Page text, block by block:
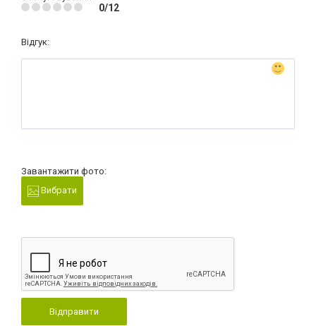
0/12
Відгук:
Завантажити фото:
Вибрати
Відправити